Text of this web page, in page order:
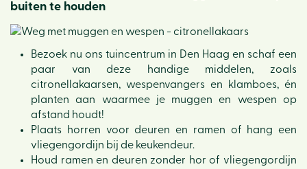
buiten te houden
Bezoek nu ons tuincentrum in Den Haag en schaf een
paar van deze handige middelen, zoals
citronellakaarsen, wespenvangers en klamboes, én
planten aan waarmee je muggen en wespen op
afstand houdt!
Plaats horren voor deuren en ramen of hang een
vliegengordijn bij de keukendeur.
Houd ramen en deuren zonder hor of vliegengordijn